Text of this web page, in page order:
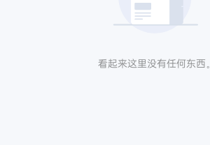
看起来这里没有任何东西。